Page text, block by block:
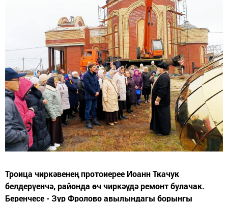
Троица чиркәвенең протоиерее Иоанн Ткачук
белдерүенчә, районда өч чиркәүдә ремонт булачак.
Беренчесе - Зур Фролово авылындагы борынгы